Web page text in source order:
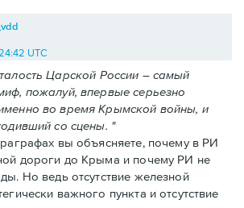
UTC
Царской России – самый
пожалуй, впервые серьезно
во время Крымской войны, и
со сцены. "
вы объясняете, почему в РИ
дороги до Крыма и почему РИ не
Но ведь отсутствие железной
важного пункта и отсутствие